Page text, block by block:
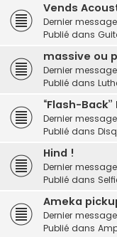
Vends
Dernier
Publié dans
massive ou
Dernier
Publié dans
“Flash-
Dernier
Publié dans
Hind !
Dernier
Publié dans
Ameka
Dernier
Publié dans